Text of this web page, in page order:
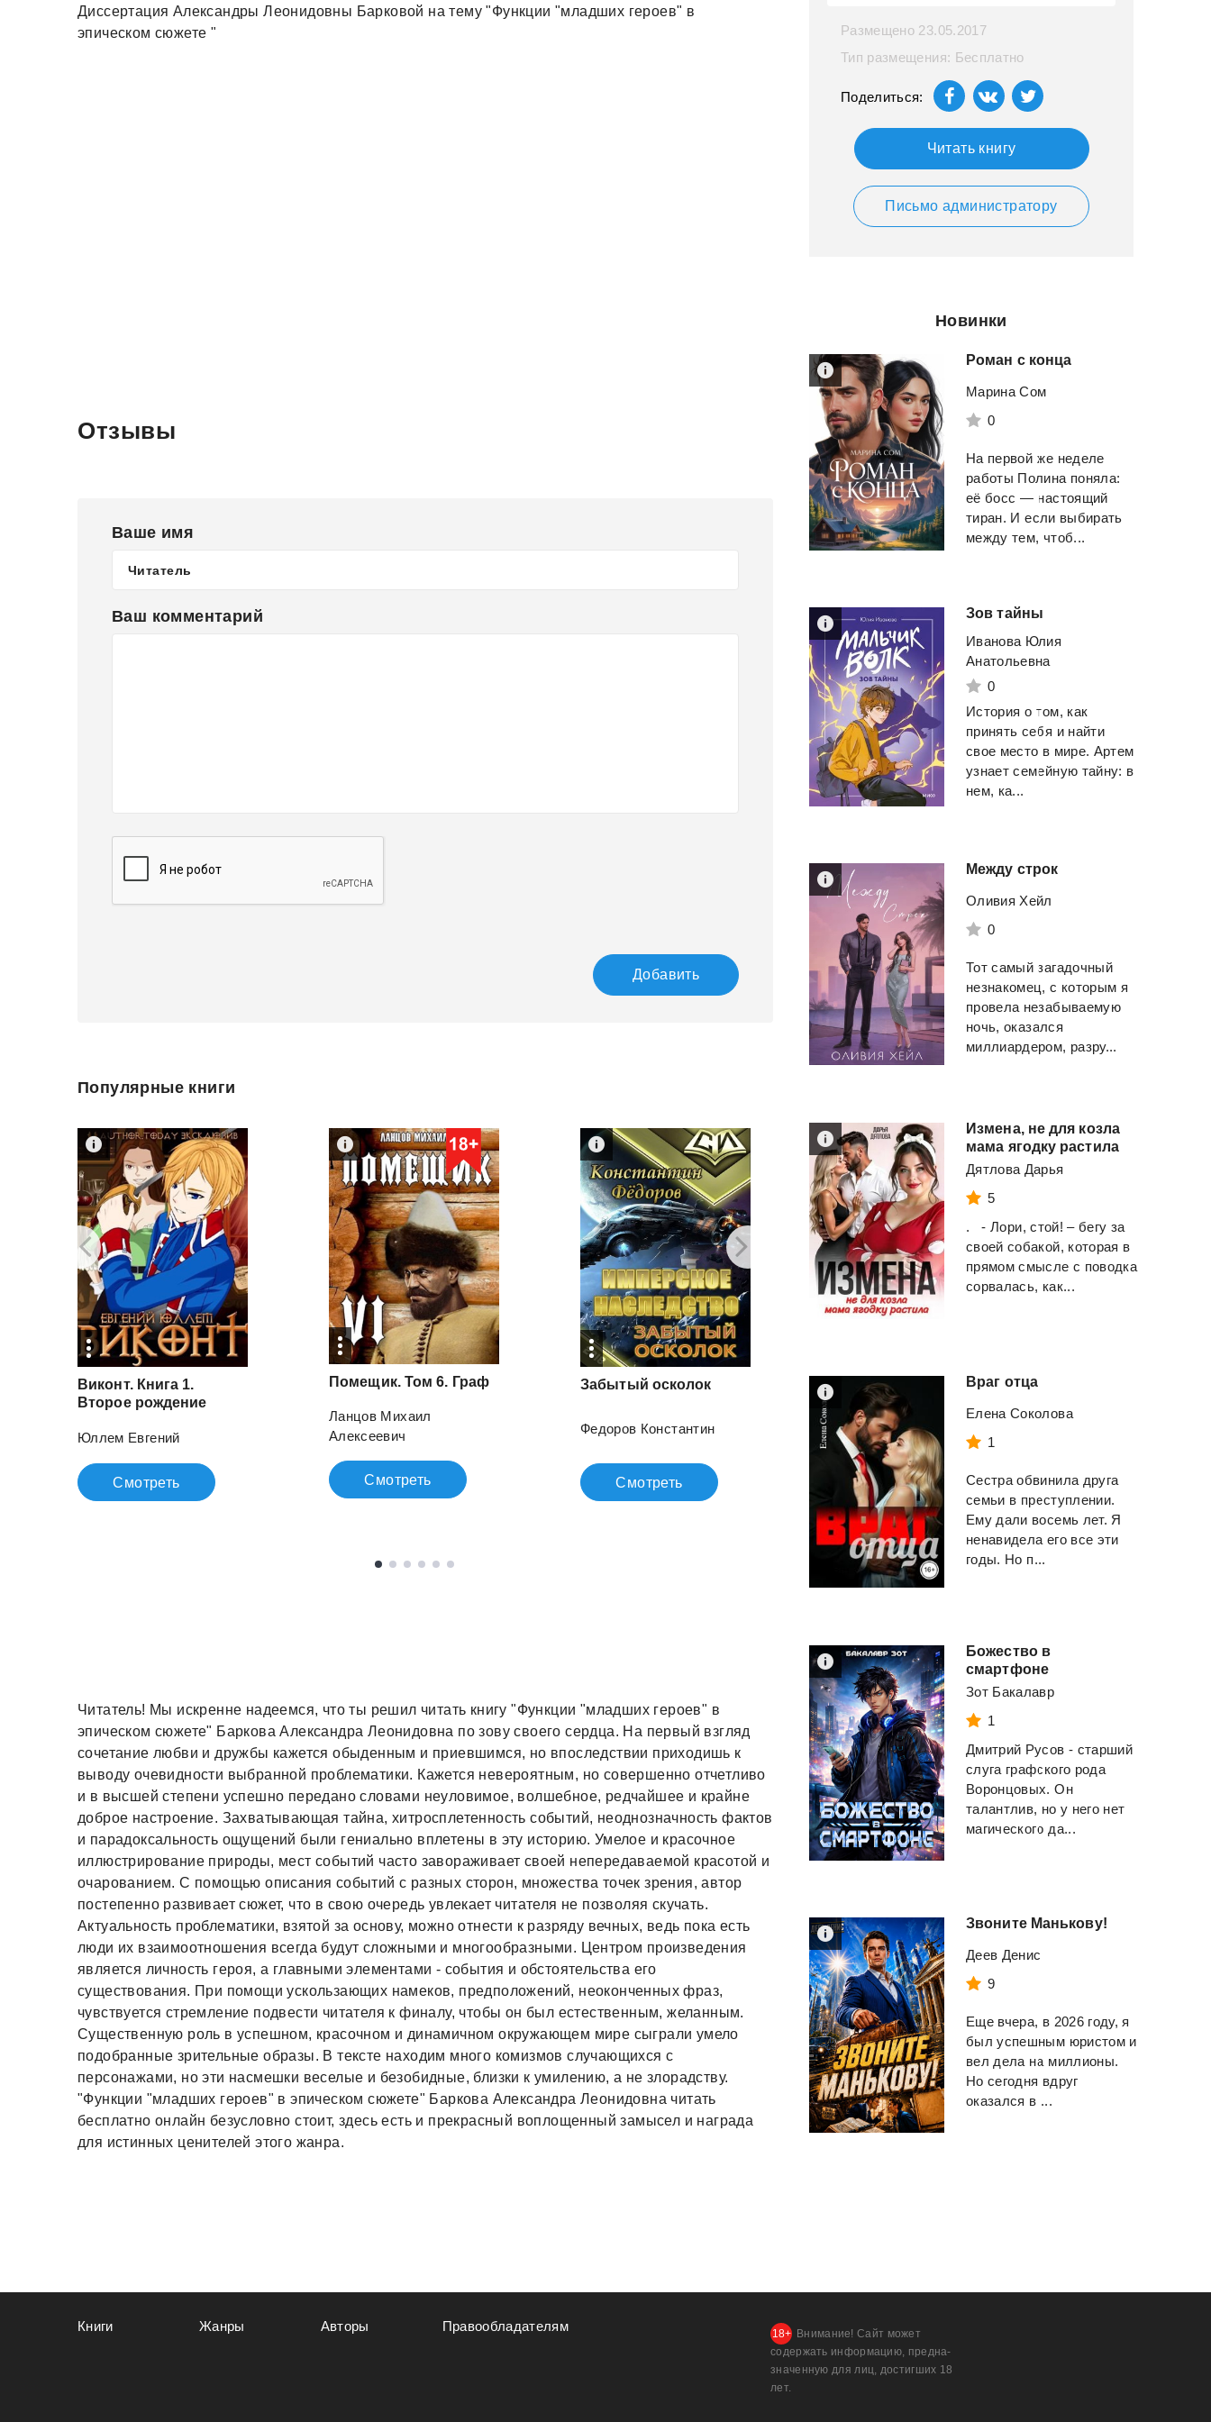
Диссертация Александры Леонидовны Барковой на тему "Функции "младших героев" в
эпическом сюжете "
Отзывы
Ваше имя
Ваш комментарий
Добавить
Популярные книги
Виконт. Книга 1.
Второе рождение
Юллем Евгений
Смотреть
Помещик. Том 6. Граф
Ланцов Михаил
Алексеевич
Смотреть
Забытый осколок
Федоров Константин
Смотреть
Подкидыш
"Nivx"
Смотреть
Читатель! Мы искренне надеемся, что ты решил читать книгу "Функции "младших героев" в
эпическом сюжете" Баркова Александра Леонидовна по зову своего сердца. На первый взгляд
сочетание любви и дружбы кажется обыденным и приевшимся, но впоследствии приходишь к
выводу очевидности выбранной проблематики. Кажется невероятным, но совершенно отчетливо
и в высшей степени успешно передано словами неуловимое, волшебное, редчайшее и крайне
доброе настроение. Захватывающая тайна, хитросплетенность событий, неоднозначность фактов
и парадоксальность ощущений были гениально вплетены в эту историю. Умелое и красочное
иллюстрирование природы, мест событий часто завораживает своей непередаваемой красотой и
очарованием. С помощью описания событий с разных сторон, множества точек зрения, автор
постепенно развивает сюжет, что в свою очередь увлекает читателя не позволяя скучать.
Актуальность проблематики, взятой за основу, можно отнести к разряду вечных, ведь пока есть
люди их взаимоотношения всегда будут сложными и многообразными. Центром произведения
является личность героя, а главными элементами - события и обстоятельства его
существования. При помощи ускользающих намеков, предположений, неоконченных фраз,
чувствуется стремление подвести читателя к финалу, чтобы он был естественным, желанным.
Существенную роль в успешном, красочном и динамичном окружающем мире сыграли умело
подобранные зрительные образы. В тексте находим много комизмов случающихся с
персонажами, но эти насмешки веселые и безобидные, близки к умилению, а не злорадству.
"Функции "младших героев" в эпическом сюжете" Баркова Александра Леонидовна читать
бесплатно онлайн безусловно стоит, здесь есть и прекрасный воплощенный замысел и награда
для истинных ценителей этого жанра.
Размещено 23.05.2017
Тип размещения: Бесплатно
Поделиться:
Читать книгу
Письмо администратору
Новинки
Роман с конца
Марина Сом
0
На первой же неделе
работы Полина поняла:
её босс — настоящий
тиран. И если выбирать
между тем, чтоб...
Зов тайны
Иванова Юлия
Анатольевна
0
История о том, как
принять себя и найти
свое место в мире. Артем
узнает семейную тайну: в
нем, ка...
Между стрoк
Оливия Хейл
0
Тот самый загадочный
незнакомец, с которым я
провела незабываемую
ночь, оказался
миллиардером, разру...
Измена, не для козла
мама ягодку растила
Дятлова Дарья
5
. - Лори, стой! – бегу за
своей собакой, которая в
прямом смысле с поводка
сорвалась, как...
Враг отца
Елена Соколова
1
Сестра обвинила друга
семьи в преступлении.
Ему дали восемь лет. Я
ненавидела его все эти
годы. Но п...
Божество в
смартфоне
Зот Бакалавр
1
Дмитрий Русов - старший
слуга графского рода
Воронцовых. Он
талантлив, но у него нет
магического да...
Звоните Манькову!
Деев Денис
9
Еще вчера, в 2026 году, я
был успешным юристом и
вел дела на миллионы.
Но сегодня вдруг
оказался в ...
Книги Жанры Авторы Правообладателям
Внимание! Сайт может
содержать информацию, предна­
значенную для лиц, дости­гших 18
лет.